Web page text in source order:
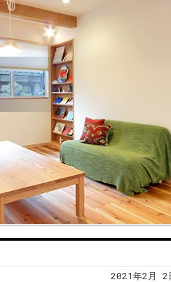
2021年2月 2